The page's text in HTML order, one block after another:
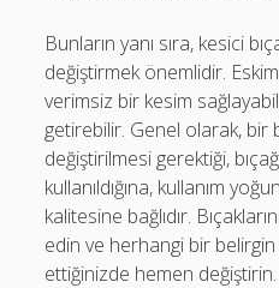
Bunların yanı sıra, kesici
değiştirmek önemlidir.
verimsiz bir kesim
getirebilir. Genel olarak, bir
değiştirilmesi gerektiği,
kullanıldığına, kullanım
kalitesine bağlıdır.
edin ve herhangi bir belirgin
ettiğinizde hemen değiştirin.